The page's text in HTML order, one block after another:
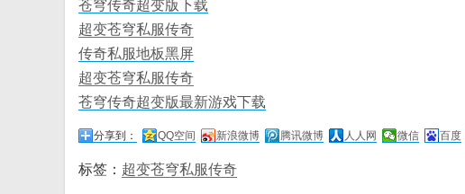
苍穹传奇超变版下载
超变苍穹私服传奇
传奇私服地板黑屏
超变苍穹私服传奇
苍穹传奇超变版最新游戏下载
分享到： QQ空间 新浪微博 腾讯微博 人人网 微信 百度
标签： 超变苍穹私服传奇